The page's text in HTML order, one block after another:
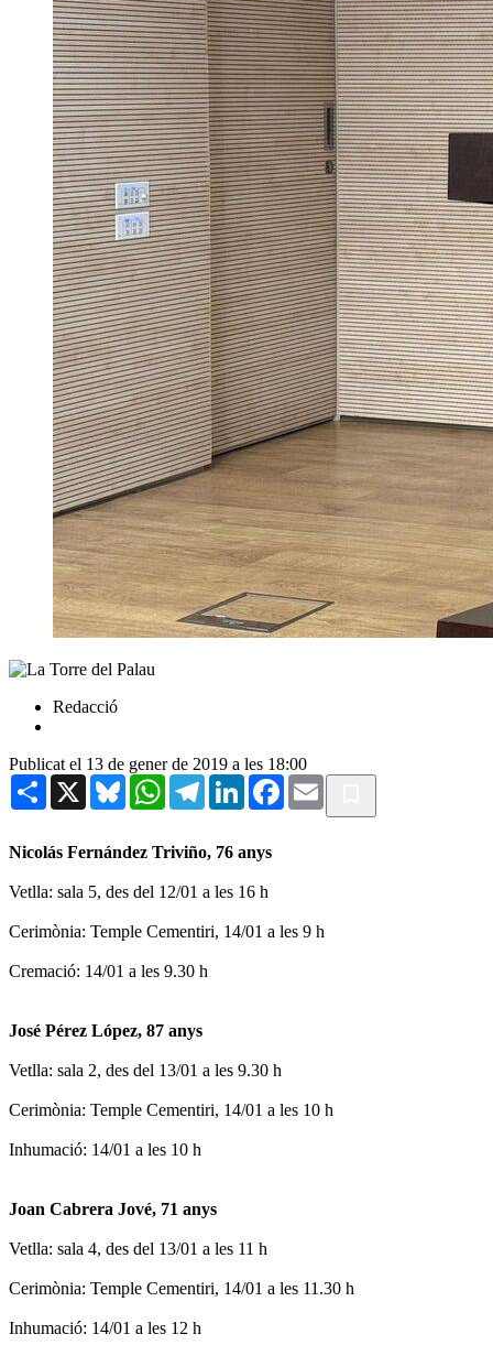
Redacció
Publicat el 13 de gener de 2019 a les 18:00
Share X BlueskyWhatsAppTelegramLinkedInFacebook
Email
Nicolás Fernández Triviño, 76 anys
Vetlla: sala 5, des del 12/01 a les 16 h
Cerimònia: Temple Cementiri, 14/01 a les 9 h
Cremació: 14/01 a les 9.30 h
José Pérez López, 87 anys
Vetlla: sala 2, des del 13/01 a les 9.30 h
Cerimònia: Temple Cementiri, 14/01 a les 10 h
Inhumació: 14/01 a les 10 h
Joan Cabrera Jové, 71 anys
Vetlla: sala 4, des del 13/01 a les 11 h
Cerimònia: Temple Cementiri, 14/01 a les 11.30 h
Inhumació: 14/01 a les 12 h